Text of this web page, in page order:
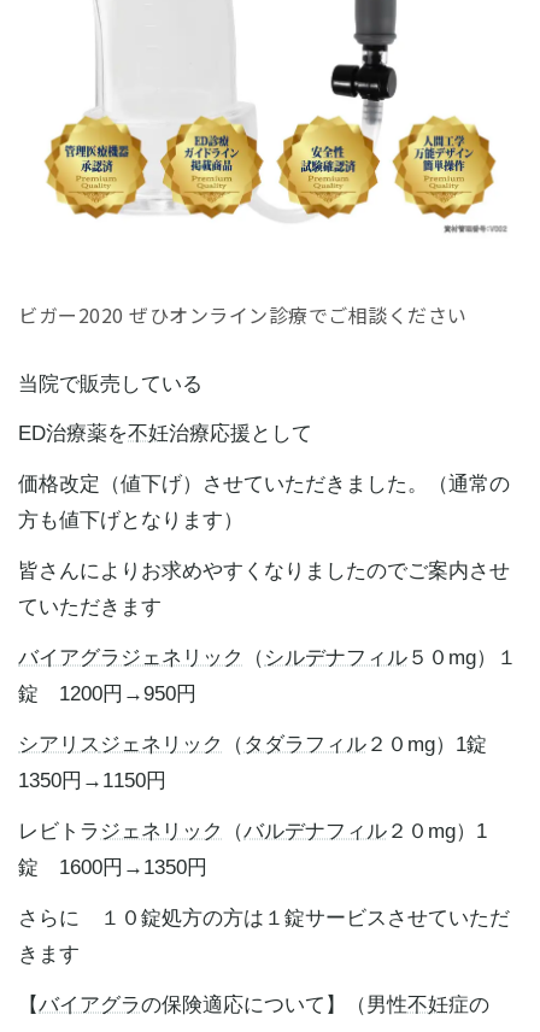
ビガー2020 ぜひオンライン診療でご相談ください
当院で販売している
ED治療薬を不妊治療応援として
価格改定（値下げ）させていただきました。（通常の
方も値下げとなります）
皆さんによりお求めやすくなりましたのでご案内させ
ていただきます
バイアグラ ジェネリック （ シルデナフィル ５０mg）１
錠 1200円→950円
シアリス ジェネリック （ タダラフィル ２０mg）1錠
1350円→1150円
レビトラ ジェネリック （バルデナフィル ２０mg）1
錠 1600円→1350円
さらに １０錠処方の方は１錠サービスさせていただ
きます
【バイアグラの保険適応について】（男性不妊症の